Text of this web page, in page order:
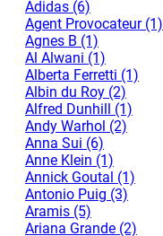
Adidas (6)
Agent Provocateur (1)
Agnes B (1)
Al Alwani (1)
Alberta Ferretti (1)
Albin du Roy (2)
Alfred Dunhill (1)
Andy Warhol (2)
Anna Sui (6)
Anne Klein (1)
Annick Goutal (1)
Antonio Puig (3)
Aramis (5)
Ariana Grande (2)